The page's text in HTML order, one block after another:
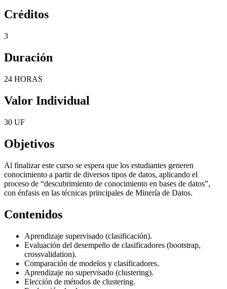
Créditos
3
Duración
24 HORAS
Valor Individual
30 UF
Objetivos
Al finalizar este curso se espera que los estudiantes generen
conocimiento a partir de diversos tipos de datos, aplicando el
proceso de “descubrimiento de conocimiento en bases de datos”,
con énfasis en las técnicas principales de Minería de Datos.
Contenidos
Aprendizaje supervisado (clasificación).
Evaluación del desempeño de clasificadores (bootstrap,
crossvalidation).
Comparación de modelos y clasificadores.
Aprendizaje no supervisado (clustering).
Elección de métodos de clustering.